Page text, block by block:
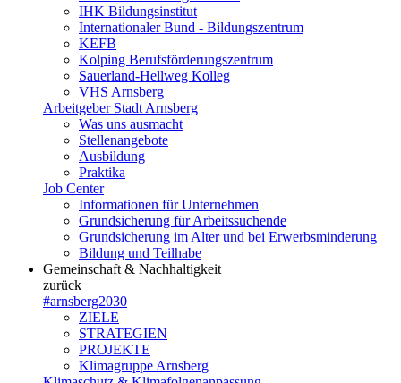
IHK Bildungsinstitut
Internationaler Bund - Bildungszentrum
KEFB
Kolping Berufsförderungszentrum
Sauerland-Hellweg Kolleg
VHS Arnsberg
Arbeitgeber Stadt Arnsberg
Was uns ausmacht
Stellenangebote
Ausbildung
Praktika
Job Center
Informationen für Unternehmen
Grundsicherung für Arbeitssuchende
Grundsicherung im Alter und bei Erwerbsminderung
Bildung und Teilhabe
Gemeinschaft & Nachhaltigkeit
zurück
#arnsberg2030
ZIELE
STRATEGIEN
PROJEKTE
Klimagruppe Arnsberg